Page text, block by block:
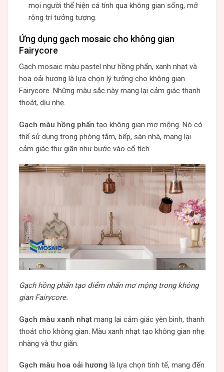
mọi người thể hiện cá tính qua không gian sống, mở
rộng trí tưởng tượng.
Ứng dụng gạch mosaic cho không gian
Fairycore
Gạch mosaic màu pastel như hồng phấn, xanh nhạt và
hoa oải hương là lựa chọn lý tưởng cho không gian
Fairycore. Những màu sắc này mang lại cảm giác thanh
thoát, dịu nhẹ.
Gạch màu hồng phấn tạo không gian mơ mộng. Nó có
thể sử dụng trong phòng tắm, bếp, sàn nhà, mang lại
cảm giác thư giãn như bước vào cổ tích.
Gạch hồng phấn tạo điểm nhấn mơ mộng trong không
gian Fairycore.
Gạch màu xanh nhạtmang lại cảm giác yên bình, thanh
thoát cho không gian. Màu xanh nhạt tạo không gian nhẹ
nhàng và thư giãn.
Gạch màu hoa oải hương là lựa chọn tinh tế, mang đến